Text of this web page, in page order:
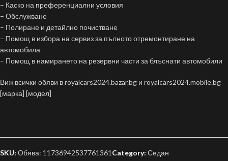
– Каско на преференциални условия
– Обслужване
– Полиране и детайлно почистване
– Помощ в избора на сервиз за пълното отремонтиране на
автомобила
– Помощ в намирането на резервни части за блъснати автомобили
Виж всички обяви в royalcars2024.bazar.bg и royalcars2024.mobile.bg
[марка] [модел]
SKU: Обява: 11736942537761361 Category: Седан